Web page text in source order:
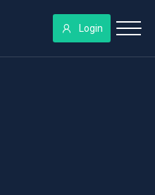
Login